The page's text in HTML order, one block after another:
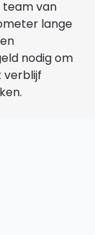
team van
lange
nodig om
verblijf